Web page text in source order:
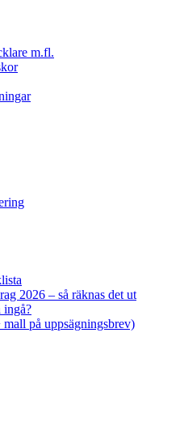
m.fl.
2026 – så räknas det ut
ingå?
på uppsägningsbrev)